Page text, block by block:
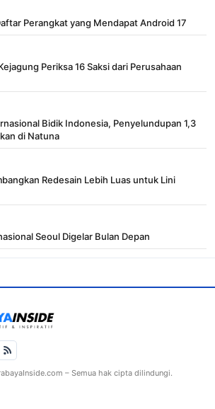
Perangkat yang Mendapat Android 17
Periksa 16 Saksi dari Perusahaan
Bidik Indonesia, Penyelundupan 1,3
di Natuna
Redesain Lebih Luas untuk Lini
Seoul Digelar Bulan Depan
– Semua hak cipta dilindungi.